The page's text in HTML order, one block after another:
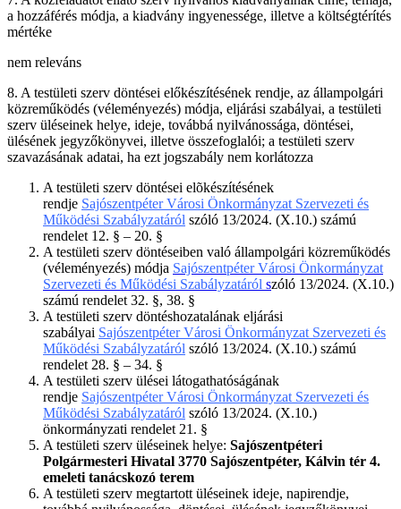
a hozzáférés módja, a kiadvány ingyenessége, illetve a költségtérítés
mértéke
nem releváns
8. A testületi szerv döntései előkészítésének rendje, az állampolgári
közreműködés (véleményezés) módja, eljárási szabályai, a testületi
szerv üléseinek helye, ideje, továbbá nyilvánossága, döntései,
ülésének jegyzőkönyvei, illetve összefoglalói; a testületi szerv
szavazásának adatai, ha ezt jogszabály nem korlátozza
A testületi szerv döntései elõkészítésének
rendje Sajószentpéter Városi Önkormányzat Szervezeti és
Működési Szabályzatáról szóló 13/2024. (X.10.) számú
rendelet 12. § – 20. §
A testületi szerv döntéseiben való állampolgári közreműködés
(véleményezés) módja Sajószentpéter Városi Önkormányzat
Szervezeti és Működési Szabályzatáról szóló 13/2024. (X.10.)
számú rendelet 32. §, 38. §
A testületi szerv döntéshozatalának eljárási
szabályai Sajószentpéter Városi Önkormányzat Szervezeti és
Működési Szabályzatáról szóló 13/2024. (X.10.) számú
rendelet 28. § – 34. §
A testületi szerv ülései látogathatóságának
rendje Sajószentpéter Városi Önkormányzat Szervezeti és
Működési Szabályzatáról szóló 13/2024. (X.10.)
önkormányzati rendelet 21. §
A testületi szerv üléseinek helye: Sajószentpéteri
Polgármesteri Hivatal 3770 Sajószentpéter, Kálvin tér 4.
emeleti tanácskozó terem
A testületi szerv megtartott üléseinek ideje, napirendje,